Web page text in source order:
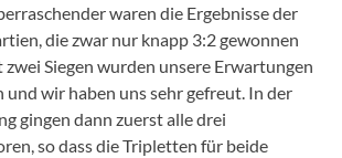
waren die Ergebnisse der
die zwar nur knapp 3:2 gewonnen
Siegen wurden unsere Erwartungen
wir haben uns sehr gefreut. In der
gingen dann zuerst alle drei
so dass die Tripletten für beide